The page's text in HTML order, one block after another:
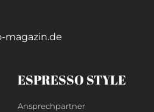
magazin.de
ESPRESSO STYLE
Ansprechpartner